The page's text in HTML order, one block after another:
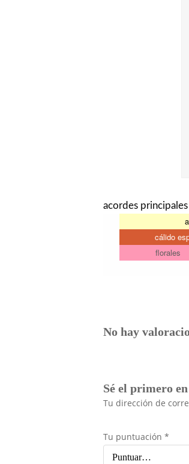
acordes principales
cálido
florales
No hay
Sé el primero
Tu dirección de
Tu puntuación *